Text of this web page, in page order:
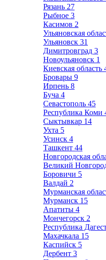
Рязань 27
Рыбное 3
Касимов 2
Ульяновская
Ульяновск 31
Димитровград 3
Новоульяновск 1
Киевская область
Бровары 9
Ирпень 8
Буча 4
Севастополь 45
Республика Коми
Сыктывкар 14
Ухта 5
Усинск 4
Ташкент 44
Новгородская
Великий
Боровичи 5
Валдай 2
Мурманская
Мурманск 15
Апатиты 4
Мончегорск 2
Республика
Махачкала 15
Каспийск 5
Дербент 3